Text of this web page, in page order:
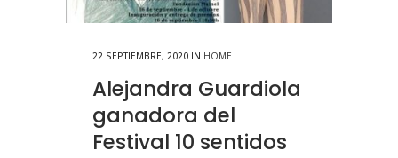
22 SEPTIEMBRE, 2020 IN HOME
Alejandra Guardiola
ganadora del
Festival 10 sentidos